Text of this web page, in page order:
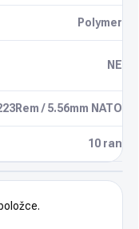
Polymer
NE
/ 5.56mm NATO
10 ran